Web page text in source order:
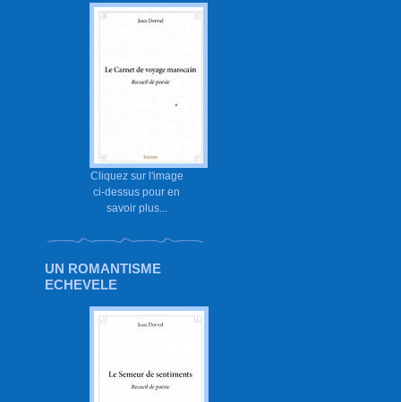
Cliquez sur l'image
ci-dessus pour en
savoir plus...
UN ROMANTISME
ECHEVELE